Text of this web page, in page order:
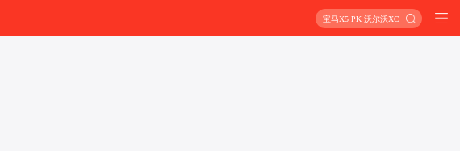
宝马X5 PK 沃尔沃XC90